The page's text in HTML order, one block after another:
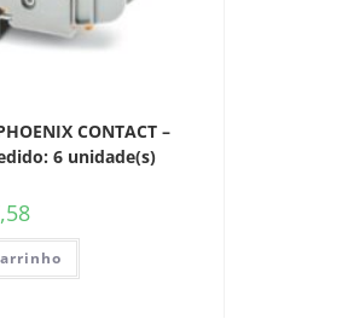
CONTACT –
6 unidade(s)